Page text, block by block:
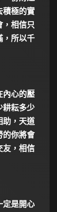
積極的實
，相信只
，所以千
內心的壓
耕耘多少
助，天道
的你將會
友，相信
定是開心